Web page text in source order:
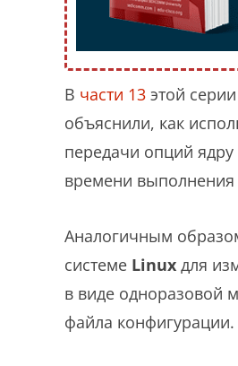
В части 13 этой
объяснили, как
передачи опций
времени
Аналогичным
системе Linux для
в виде одноразовой
файла конфигурации.